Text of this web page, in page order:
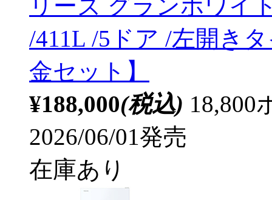
リーズ グランホワイ
/411L /5ドア /左開き
金セット】
¥188,000(税込) 18,800
2026/06/01発売
在庫あり